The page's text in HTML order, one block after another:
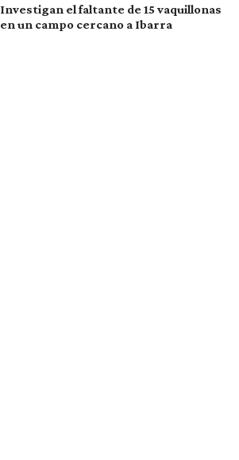
Investigan el faltante de 15 vaquillonas
en un campo cercano a Ibarra